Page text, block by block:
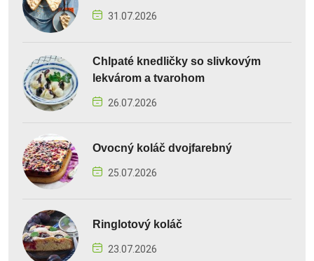
31.07.2026
Chlpaté knedličky so slivkovým
lekvárom a tvarohom
26.07.2026
Ovocný koláč dvojfarebný
25.07.2026
Ringlotový koláč
23.07.2026